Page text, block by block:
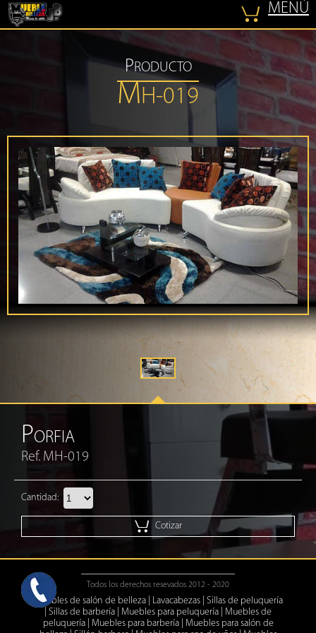
MENÚ
COTIZAR
PRODUCTO
MH-019
PORFIA
Ref. MH-019
Cantidad:
Cotizar
Todos los derechos resevados 2012 - 2020
Muebles de salón de belleza| Lavacabezas| Sillas de peluquería
Sillas de barbería Muebles para peluquería
Muebles de
peluquería| Muebles para barbería| Muebles para salón de